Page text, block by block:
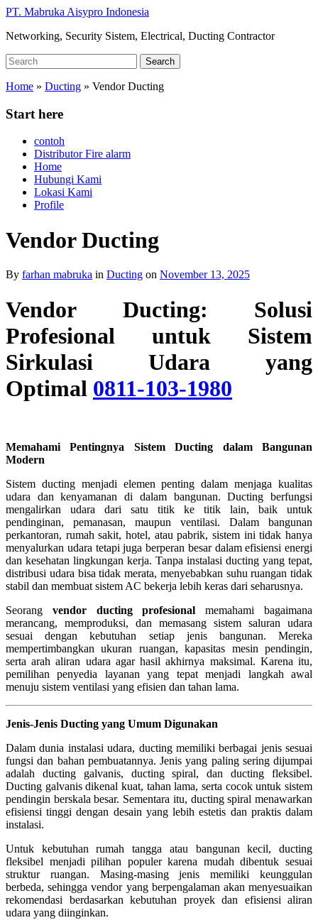
Skip
main
PT. Mabruka Aisypro Indonesia
Networking, Security Sistem, Electrical, Ducting Contractor
Search
for:
Search
Home » Ducting » Vendor Ducting
Start here
contoh
Distributor Fire alarm
Home
Hubungi Kami
Lokasi Kami
Profile
Vendor Ducting
By farhan mabruka in Ducting on November 13, 2025
Vendor Ducting: Solusi
Profesional untuk Sistem
Sirkulasi Udara yang
Optimal 0811-103-1980
Memahami Pentingnya Sistem Ducting dalam Bangunan
Modern
Sistem ducting menjadi elemen penting dalam menjaga kualitas
udara dan kenyamanan di dalam bangunan. Ducting berfungsi
mengalirkan udara dari satu titik ke titik lain, baik untuk
pendinginan, pemanasan, maupun ventilasi. Dalam bangunan
perkantoran, rumah sakit, hotel, atau pabrik, sistem ini tidak hanya
menyalurkan udara tetapi juga berperan besar dalam efisiensi energi
dan kesehatan lingkungan kerja. Tanpa instalasi ducting yang tepat,
distribusi udara bisa tidak merata, menyebabkan suhu ruangan tidak
stabil dan membuat sistem AC bekerja lebih keras dari seharusnya.
Seorang vendor ducting profesional memahami bagaimana
merancang, memproduksi, dan memasang sistem saluran udara
sesuai dengan kebutuhan setiap jenis bangunan. Mereka
mempertimbangkan ukuran ruangan, kapasitas mesin pendingin,
serta arah aliran udara agar hasil akhirnya maksimal. Karena itu,
pemilihan penyedia layanan yang tepat menjadi langkah awal
menuju sistem ventilasi yang efisien dan tahan lama.
Jenis-Jenis Ducting yang Umum Digunakan
Dalam dunia instalasi udara, ducting memiliki berbagai jenis sesuai
fungsi dan bahan pembuatannya. Jenis yang paling sering dijumpai
adalah ducting galvanis, ducting spiral, dan ducting fleksibel.
Ducting galvanis dikenal kuat, tahan lama, serta cocok untuk sistem
pendingin berskala besar. Sementara itu, ducting spiral menawarkan
efisiensi tinggi dengan desain yang lebih estetis dan praktis dalam
instalasi.
Untuk kebutuhan rumah tangga atau bangunan kecil, ducting
fleksibel menjadi pilihan populer karena mudah dibentuk sesuai
struktur ruangan. Masing-masing jenis memiliki keunggulan
berbeda, sehingga vendor yang berpengalaman akan menyesuaikan
rekomendasi berdasarkan kebutuhan proyek dan efisiensi aliran
udara yang diinginkan.